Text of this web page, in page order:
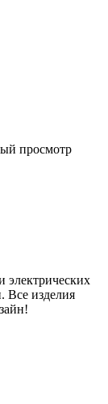
просмотр
электрических
Все изделия